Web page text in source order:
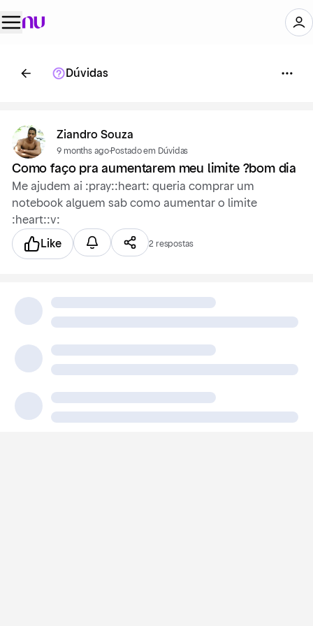
Dúvidas
Ziandro Souza
9 months ago·Postado em Dúvidas
Como faço pra aumentarem meu limite ?bom dia
Me ajudem ai :pray::heart: queria comprar um
notebook alguem sab como aumentar o limite​
:heart::v:
Like 2 respostas